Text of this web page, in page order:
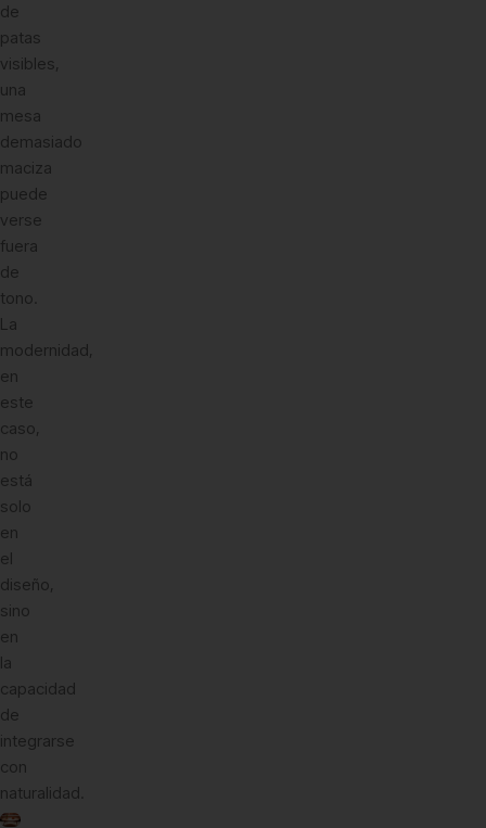
de
patas
visibles,
una
mesa
demasiado
maciza
puede
verse
fuera
de
tono.
La
modernidad,
en
este
caso,
no
está
solo
en
el
diseño,
sino
en
la
capacidad
de
integrarse
con
naturalidad.